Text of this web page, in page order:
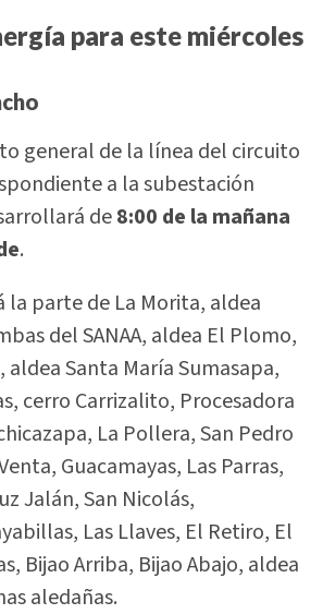
para este miércoles
general de la línea del circuito
a la subestación
de8:00 de la mañana
.
la parte de La Morita, aldea
del SANAA, aldea El Plomo,
aldea Santa María Sumasapa,
cerro Carrizalito, Procesadora
La Pollera, San Pedro
Guacamayas, Las Parras,
Jalán, San Nicolás,
Las Llaves, El Retiro, El
Bijao Arriba, Bijao Abajo, aldea
aledañas.